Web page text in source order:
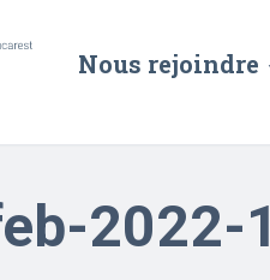
Nous rejoindre
2022-1